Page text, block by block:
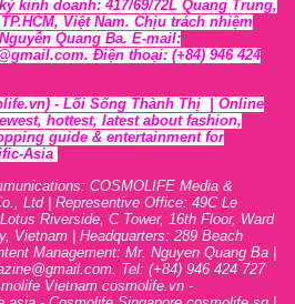
kinh doanh: 417/69/72L Quang Trung,
Việt Nam. Chịu trách nhiệm
Quang Ba. E-mail:
Điện thoại: (+84) 946 424
- Lối Sống Thành Thị | Online
hottest, latest about fashion,
guide & entertainment for
Asia
COSMOLIFE Media &
Ltd | Representive Office: 49C Le
Riverside, C Tower, 16th Floor, Ward
Vietnam | Headquarters: 289 Beach
Management: Mr. Nguyen Quang Ba |
Tel: (+84) 946 424 727
Vietnam cosmolife.vn -